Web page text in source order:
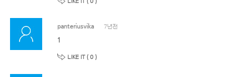
panteriusvika 7년전
1
LIKE IT ( 0 )